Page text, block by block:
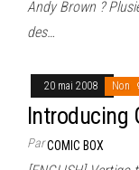
Andy Brown ?
des…
20 mai 2008 Non
Introducing
ParCOMIC BOX